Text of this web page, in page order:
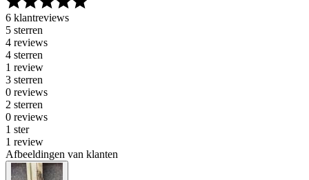
6 klantreviews
5 sterren
4 reviews
4 sterren
1 review
3 sterren
0 reviews
2 sterren
0 reviews
1 ster
1 review
Afbeeldingen van klanten